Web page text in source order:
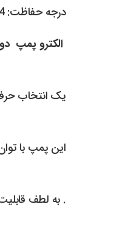
درجه حفاظت: IP44
الکترو پمپ
یک انتخاب
این پمپ با
. به لطف